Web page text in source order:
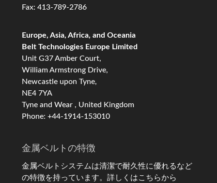
Fax: 413-789-2786
Europe, Asia, Africa, and Oceania
Belt Technologies Europe Limited
Unit G37 Amber Court,
William Armstrong Drive,
Newcastle upon Tyne,
NE4 7YA
Tyne and Wear , United Kingdom
Phone: +44-1914-153010
金属ベルトの特徴
金属ベルトシステムは清潔で耐久性に優れるなど
の特徴を持っています。 詳しくはこちらから